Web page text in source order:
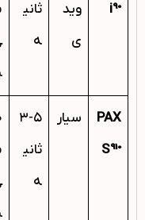
i90
وید
ی
ثانی
ه
PAX
S910
سیار
۳-۵
ثانی
ه